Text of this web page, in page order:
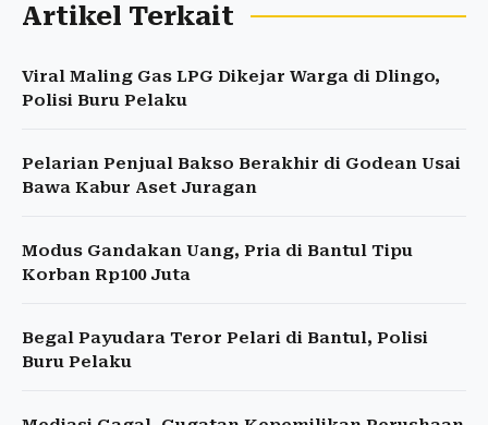
Artikel Terkait
Viral Maling Gas LPG Dikejar Warga di Dlingo,
Polisi Buru Pelaku
Pelarian Penjual Bakso Berakhir di Godean Usai
Bawa Kabur Aset Juragan
Modus Gandakan Uang, Pria di Bantul Tipu
Korban Rp100 Juta
Begal Payudara Teror Pelari di Bantul, Polisi
Buru Pelaku